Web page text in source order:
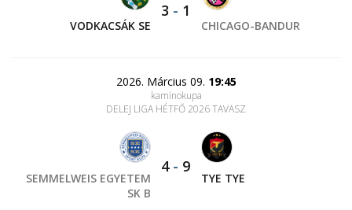
VODKACSÁK SE
3 - 1
CHICAGO-BANDUR
2026. Március 09. 19:45
kaminokupa
DELEJ LIGA HÉTFŐ 2026 TAVASZ
SEMMELWEIS EGYETEM
SK B
4- 9
TYE TYE